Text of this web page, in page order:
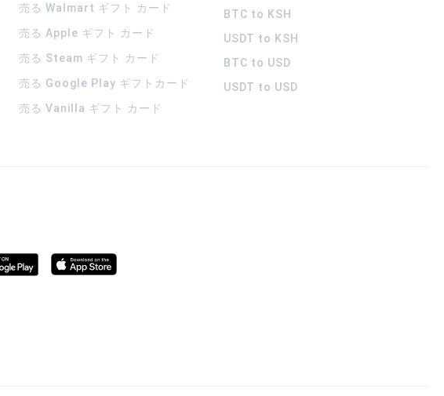
売る Walmart ギフト カード
売る Apple ギフト カード
売る Steam ギフト カード
売る Google Play ギフトカード
売る Vanilla ギフト カード
BTC to KSH
USDT to KSH
BTC to USD
USDT to USD